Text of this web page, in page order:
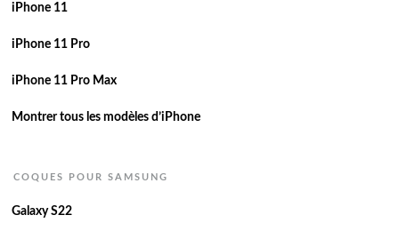
iPhone 11
iPhone 11 Pro
iPhone 11 Pro Max
Montrer tous les modèles d’iPhone
COQUES POUR SAMSUNG
Galaxy S22